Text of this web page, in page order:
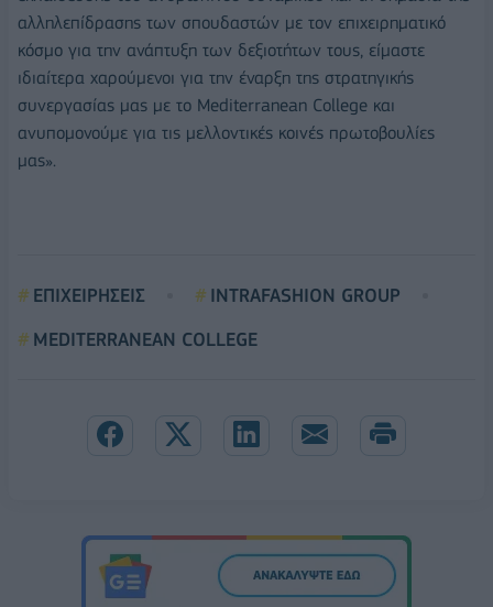
αλληλεπίδρασης των σπουδαστών με τον επιχειρηματικό
κόσμο για την ανάπτυξη των δεξιοτήτων τους, είμαστε
ιδιαίτερα χαρούμενοι για την έναρξη της στρατηγικής
συνεργασίας μας με το Mediterranean College και
ανυπομονούμε για τις μελλοντικές κοινές πρωτοβουλίες
μας».
ΕΠΙΧΕΙΡΗΣΕΙΣ
INTRAFASHION GROUP
MEDITERRANEAN COLLEGE